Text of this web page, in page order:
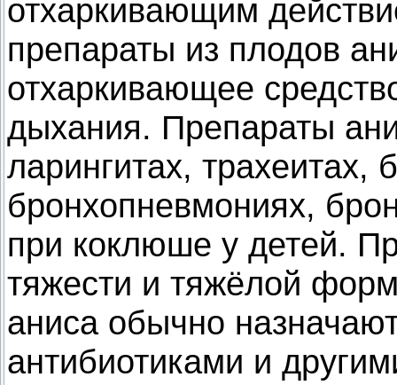
отхаркивающим
препараты из плодов
отхаркивающее
дыхания. Препараты
ларингитах, трахеитах,
бронхопневмониях,
при коклюше у детей.
тяжести и тяжёлой
аниса обычно
антибиотиками и